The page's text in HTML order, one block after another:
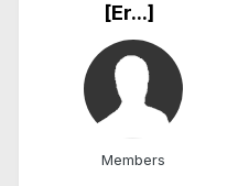
[Er...]
Members